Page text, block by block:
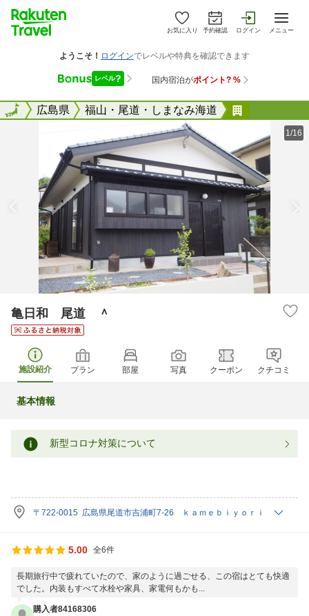
お気に入り 予約確認 ログイン メニュー
全国広島県 福山・尾道・しまなみ海道
全国
1/16
亀日和 尾道 ＾
施設紹介 プラン 部屋 写真 クーポン クチコミ
基本情報
新型コロナ対策について
〒722-0015 広島県尾道市吉浦町7-26 ｋａｍｅｂｉｙｏｒｉ
5.00 全6件
長期旅行中で疲れていたので、家のように過ごせる、この宿はとても快適
でした。内装もすべて水栓や家具、家電何もかも...
購入者84168306